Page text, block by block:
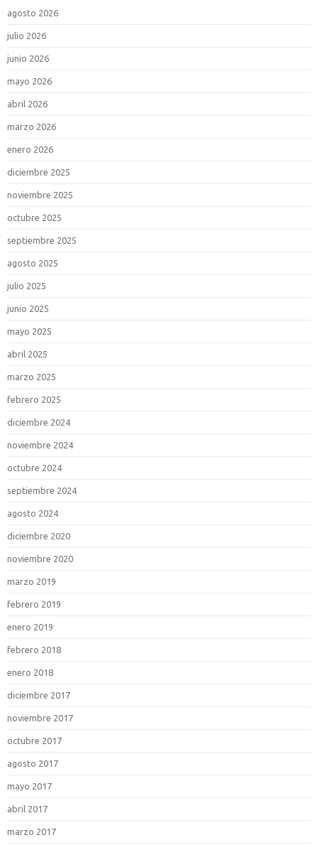
agosto 2026
julio 2026
junio 2026
mayo 2026
abril 2026
marzo 2026
enero 2026
diciembre 2025
noviembre 2025
octubre 2025
septiembre 2025
agosto 2025
julio 2025
junio 2025
mayo 2025
abril 2025
marzo 2025
febrero 2025
diciembre 2024
noviembre 2024
octubre 2024
septiembre 2024
agosto 2024
diciembre 2020
noviembre 2020
marzo 2019
febrero 2019
enero 2019
febrero 2018
enero 2018
diciembre 2017
noviembre 2017
octubre 2017
agosto 2017
mayo 2017
abril 2017
marzo 2017